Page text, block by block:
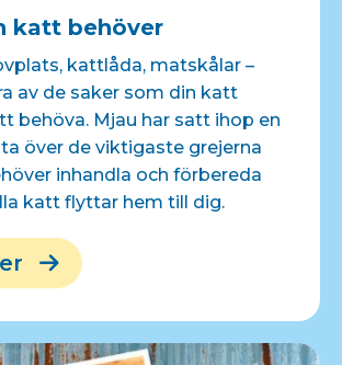
katt behöver
kattlåda, matskålar –
av de saker som din katt
behöva. Mjau har satt ihop en
över de viktigaste grejerna
inhandla och förbereda
katt flyttar hem till dig.